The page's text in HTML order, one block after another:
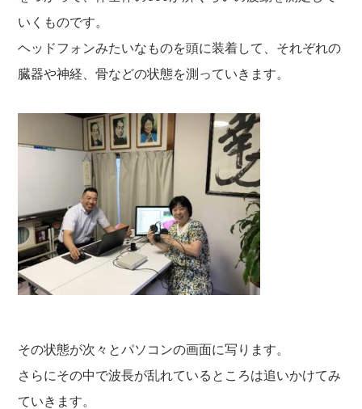
いくものです。
ヘッドフォンみたいなものを頭に装着して、それぞれの
臓器や神経、骨などの状態を測っていきます。
その状態が次々とパソコンの画面に写ります。
さらにその中で波長が乱れているところは追いかけてみ
ていきます。